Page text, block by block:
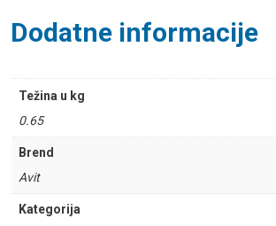
Dodatne informacije
Težina u kg
0.65
Brend
Avit
Kategorija